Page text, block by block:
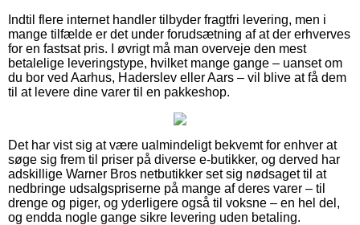
Indtil flere internet handler tilbyder fragtfri levering, men i
mange tilfælde er det under forudsætning af at der erhverves
for en fastsat pris. I øvrigt må man overveje den mest
betalelige leveringstype, hvilket mange gange – uanset om
du bor ved Aarhus, Haderslev eller Aars – vil blive at få dem
til at levere dine varer til en pakkeshop.
Det har vist sig at være ualmindeligt bekvemt for enhver at
søge sig frem til priser på diverse e-butikker, og derved har
adskillige Warner Bros netbutikker set sig nødsaget til at
nedbringe udsalgspriserne på mange af deres varer – til
drenge og piger, og yderligere også til voksne – en hel del,
og endda nogle gange sikre levering uden betaling.